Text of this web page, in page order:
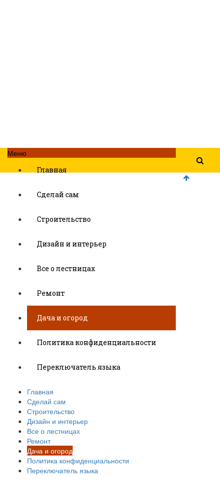
Меню
Главная
Сделай сам
Строительство
Дизайн и интерьер
Все о лестницах
Ремонт
Дача и огород
Политика конфиденциальности
Переключатель языка
Главная
Сделай сам
Строительство
Дизайн и интерьер
Все о лестницах
Ремонт
Дача и огород
Политика конфиденциальности
Переключатель языка